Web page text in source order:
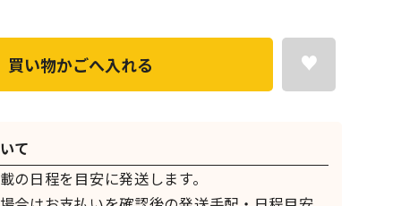
て
の日程を目安に発送します。
買い物かごへ入れる